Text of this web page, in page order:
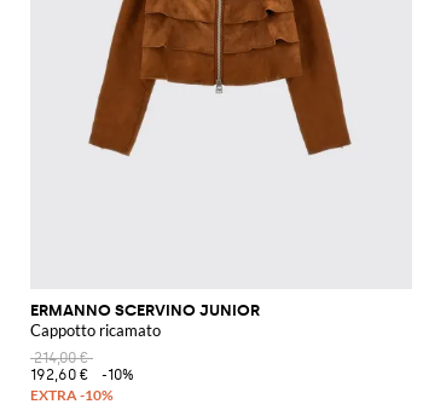
ERMANNO SCERVINO JUNIOR
Cappotto ricamato
214,00 €
192,60 €
-10%